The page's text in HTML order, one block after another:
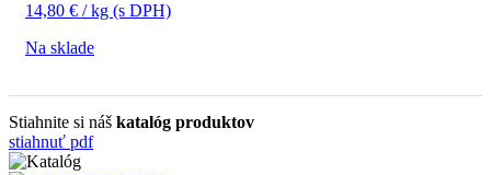
14,80 € / kg (s DPH)
Na sklade
Stiahnite si náš katalóg produktov
stiahnuť pdf